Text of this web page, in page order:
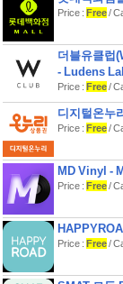
Price : Free/
더블유클럽
- Ludens
Price : Free/
디지털온누
Price : Free/
MD Vinyl -
Price : Free/
Price : Free/